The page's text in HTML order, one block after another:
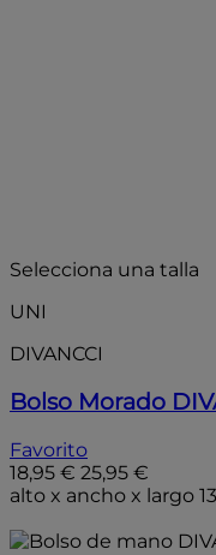
Selecciona una talla
UNI
DIVANCCI
Bolso Morado
Favorito
18,95 € 25,95 €
alto x ancho x largo